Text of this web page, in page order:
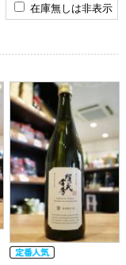
在庫無しは非表示